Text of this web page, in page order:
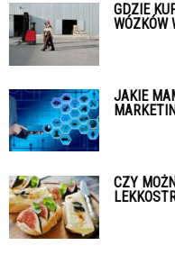
GDZIE
WÓZKÓW
JAKIE
CZY